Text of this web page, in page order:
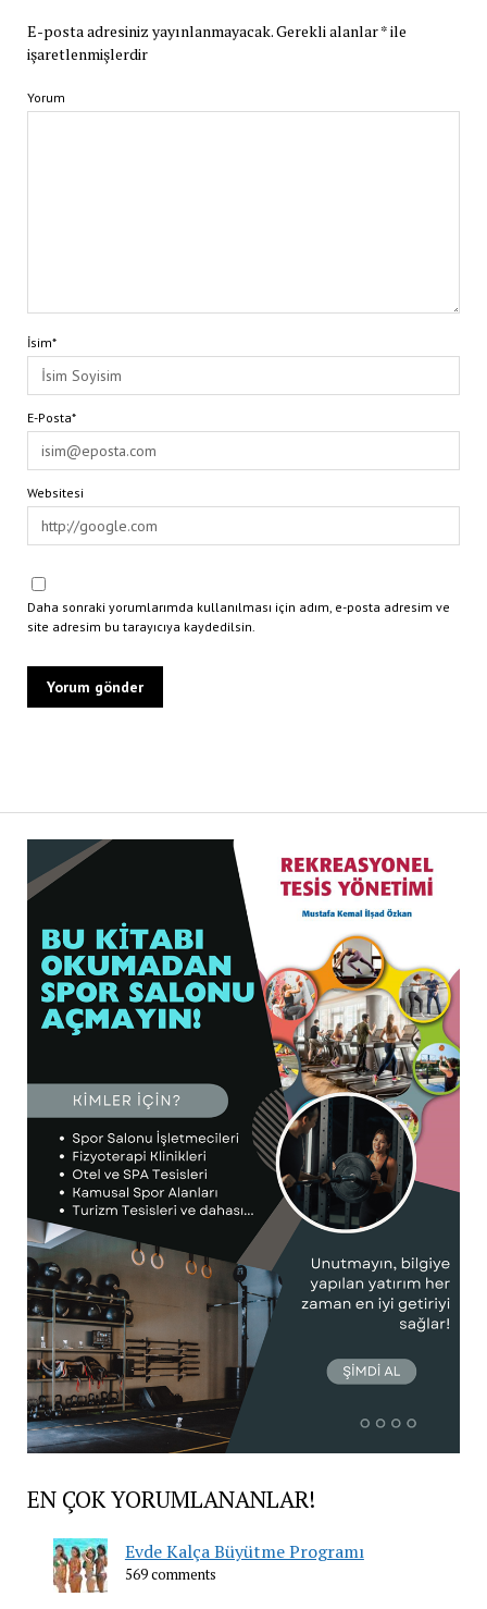
E-posta adresiniz yayınlanmayacak.Gerekli alanlar*ile
işaretlenmişlerdir
Yorum
İsim*
E-Posta*
Websitesi
Daha sonraki yorumlarımda kullanılması için adım, e-posta adresim ve
site adresim bu tarayıcıya kaydedilsin.
EN ÇOK YORUMLANANLAR!
Evde Kalça Büyütme Programı
569 comments